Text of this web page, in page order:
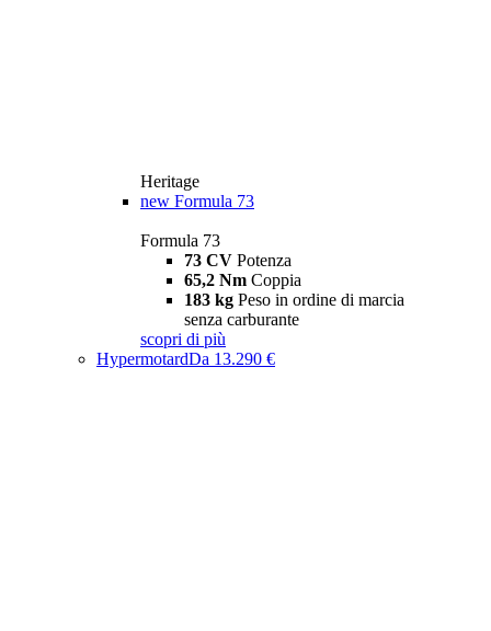
Heritage
new Formula 73
Formula 73
73 CV Potenza
65,2 Nm Coppia
183 kg Peso in ordine di marcia
senza carburante
scopri di più
HypermotardDa 13.290 €